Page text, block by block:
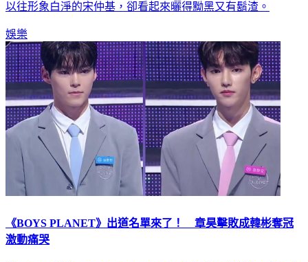
以往形象白淨的宋仲基，卻看起來曬得黝黑又有鬍渣。
娛樂
《BOYS PLANET》出道名單來了！ 章昊擊敗成韓彬奪冠
激動痛哭